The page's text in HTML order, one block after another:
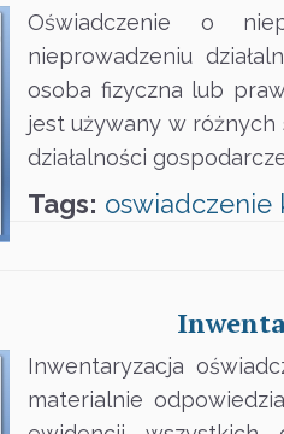
Oświadczenie o
nieprowadzeniu
osoba fizyczna lub
jest używany w
działalności
Tags: oswiadczenie
Inwentaryzacja
materialnie